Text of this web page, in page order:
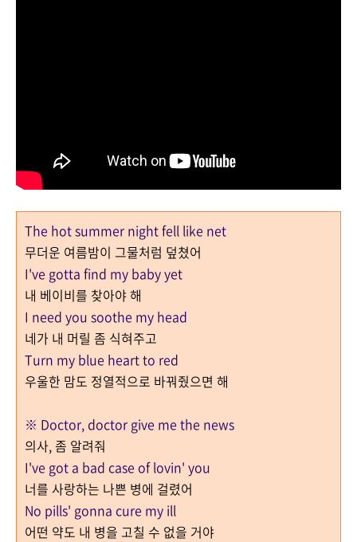
The hot summer night fell like net
무더운 여름밤이 그물처럼 덮쳤어
I've gotta find my baby yet
내 베이비를 찾아야 해
I need you soothe my head
네가 내 머릴 좀 식혀주고
Turn my blue heart to red
우울한 맘도 정열적으로 바꿔줬으면 해
※ Doctor, doctor give me the news
의사, 좀 알려줘
I've got a bad case of lovin' you
너를 사랑하는 나쁜 병에 걸렸어
No pills' gonna cure my ill
어떤 약도 내 병을 고칠 수 없을 거야